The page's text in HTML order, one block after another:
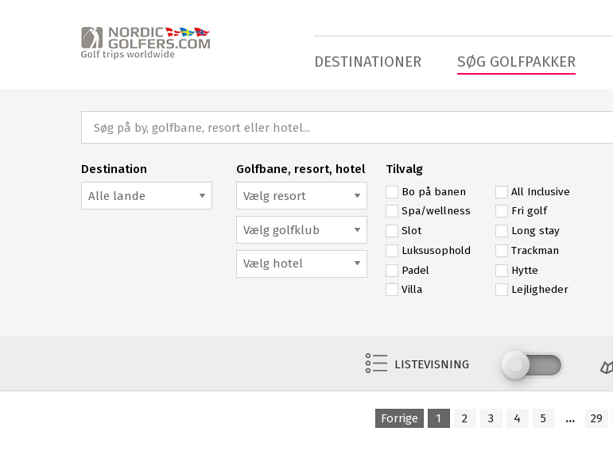
DESTINATIONER SØG GOLFPAKKER
Destination
Alle lande
Golfbane, resort, hotel
Vælg resort
Vælg golfklub
Vælg hotel
Tilvalg
Bo på banen
All Inclusive
Spa/wellness
Fri golf
Slot
Long stay
Luksusophold
Trackman
Padel
Hytte
Villa
Lejligheder
LISTEVISNING
Forrige 1 2 3 4 5 … 29